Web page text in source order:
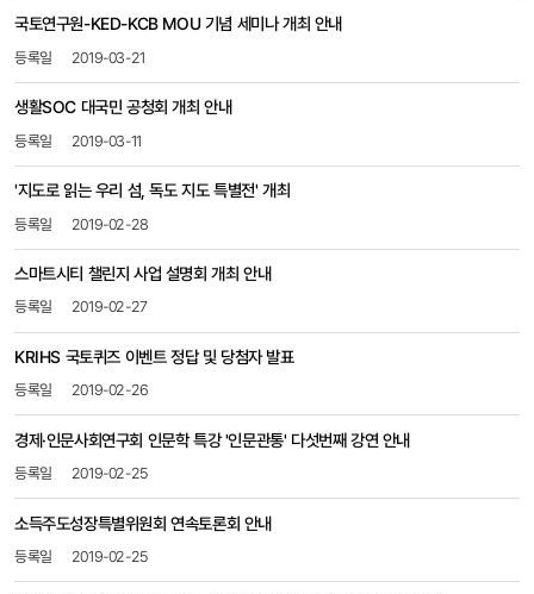
국토연구원-KED-KCB MOU 기념 세미나 개최 안내
2019-03-21
생활SOC 대국민 공청회 개최 안내
2019-03-11
'지도로 읽는 우리 섬, 독도 지도 특별전' 개최
2019-02-28
스마트시티 챌린지 사업 설명회 개최 안내
2019-02-27
KRIHS 국토퀴즈 이벤트 정답 및 당첨자 발표
2019-02-26
경제·인문사회연구회 인문학 특강 '인문관통' 다섯번째 강연 안내
2019-02-25
소득주도성장특별위원회 연속토론회 안내
2019-02-25